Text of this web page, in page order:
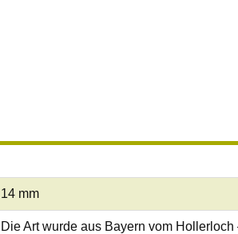
14 mm
Die Art wurde aus Bayern vom